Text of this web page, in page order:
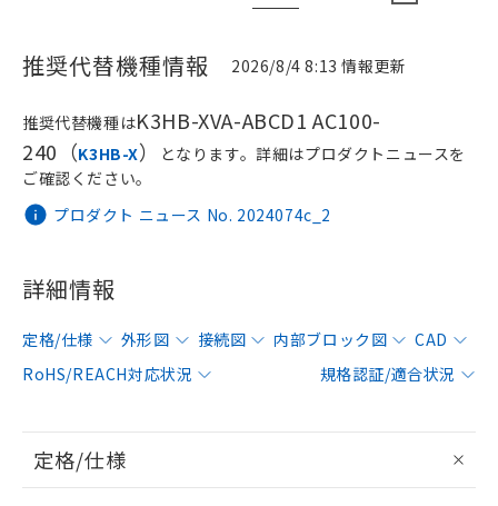
推奨代替機種情報 2026/8/4 8:13 情報更新
プロダクト ニュース No. 2024074c_2
推奨代替機種はK3HB-XVA-ABCD1 AC100-
240（K3HB-X）
となります。詳細はプロダクトニュースを
ご確認ください。
詳細情報
定格/仕様 外形図 接続図 内部ブロック図
CAD
RoHS/REACH対応状況
規格認証/適合状況
定格/仕様